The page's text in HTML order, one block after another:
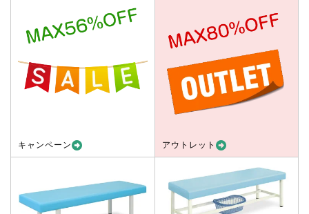
キャンペーン アウトレット